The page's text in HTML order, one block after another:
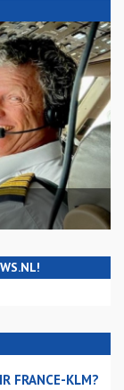
FRANCE-KLM?